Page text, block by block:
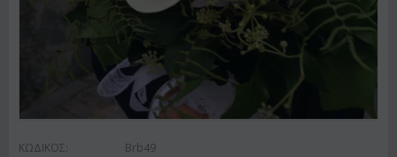
ΚΩΔΙΚΟΣ: Brb49